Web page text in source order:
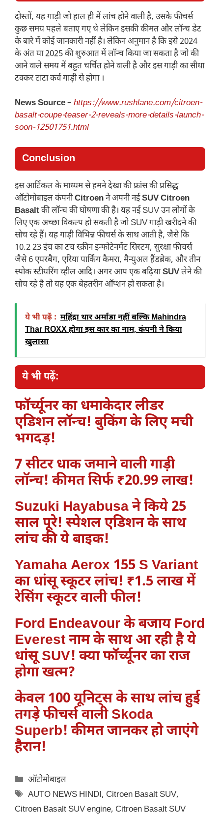
दोस्तों, यह गाड़ी जो हाल ही में लांच होने वाली है, उसके फीचर्स
कुछ समय पहले बताए गए थे लेकिन इसकी कीमत और लॉन्च डेट
के बारे में कोई जानकारी नहीं है। लेकिन अनुमान है कि इसे 2024
के अंत या 2025 की शुरुआत में लॉन्च किया जा सकता है जो की
आने वाले समय में बहुत चर्चित होने वाली है और इस गाड़ी का सीधा
टक्कर टाटा कर्व गाड़ी से होगा ।
News Source– https://www.rushlane.com/citroen-
basalt-coupe-teaser-2-reveals-more-details-launch-
soon-12501751.html
Conclusion
इस आर्टिकल के माध्यम से हमने देखा की फ्रांस की प्रसिद्ध
ऑटोमोबाइल कंपनीCitroenने अपनी नईSUV Citroen
Basaltकी लॉन्च की घोषणा की है। यह नई SUV उन लोगों के
लिए एक अच्छा विकल्प हो सकती है जो SUV गाड़ी खरीदने की
सोच रहे हैं। यह गाड़ी विभिन्न फीचर्स के साथ आती है, जैसे कि
10.2 23 इंच का टच स्क्रीन इन्फोटेनमेंट सिस्टम, सुरक्षा फीचर्स
जैसे 6 एयरबैग, एरिया पार्किंग कैमरा, मैन्युअल हैंडब्रेक, और तीन
स्पोक स्टीयरिंग व्हील आदि। अगर आप एक बढ़ियाSUVलेने की
सोच रहे है तो यह एक बेहतरीन ऑप्शन हो सकता है।
ये भी पढ़ें : महिंद्रा थार अर्माडा नहीं बल्कि Mahindra
Thar ROXX होगा इस कार का नाम, कंपनी ने किया
खुलासा
ये भी पढ़ें:
फॉर्च्यूनर का धमाकेदार लीडर
एडिशन लॉन्च! बुकिंग के लिए मची
भगदड़!
7 सीटर धाक जमाने वाली गाड़ी
लॉन्च! कीमत सिर्फ ₹20.99 लाख!
Suzuki Hayabusa ने किये 25
साल पूरे! स्पेशल एडिशन के साथ
लांच की ये बाइक!
Yamaha Aerox 155 S Variant
का धांसू स्कूटर लांच! ₹1.5 लाख में
रेसिंग स्कूटर वाली फील!
Ford Endeavour के बजाय Ford
Everest नाम के साथ आ रही है ये
धांसू SUV! क्या फॉर्च्यूनर का राज
होगा खत्म?
केवल 100 यूनिट्स के साथ लांच हुई
तगड़े फीचर्स वाली Skoda
Superb! कीमत जानकर हो जाएंगे
हैरान!
Categories
ऑटोमोबाइल
Tags
AUTO NEWS HINDI, Citroen Basalt SUV,
Citroen Basalt SUV engine, Citroen Basalt SUV